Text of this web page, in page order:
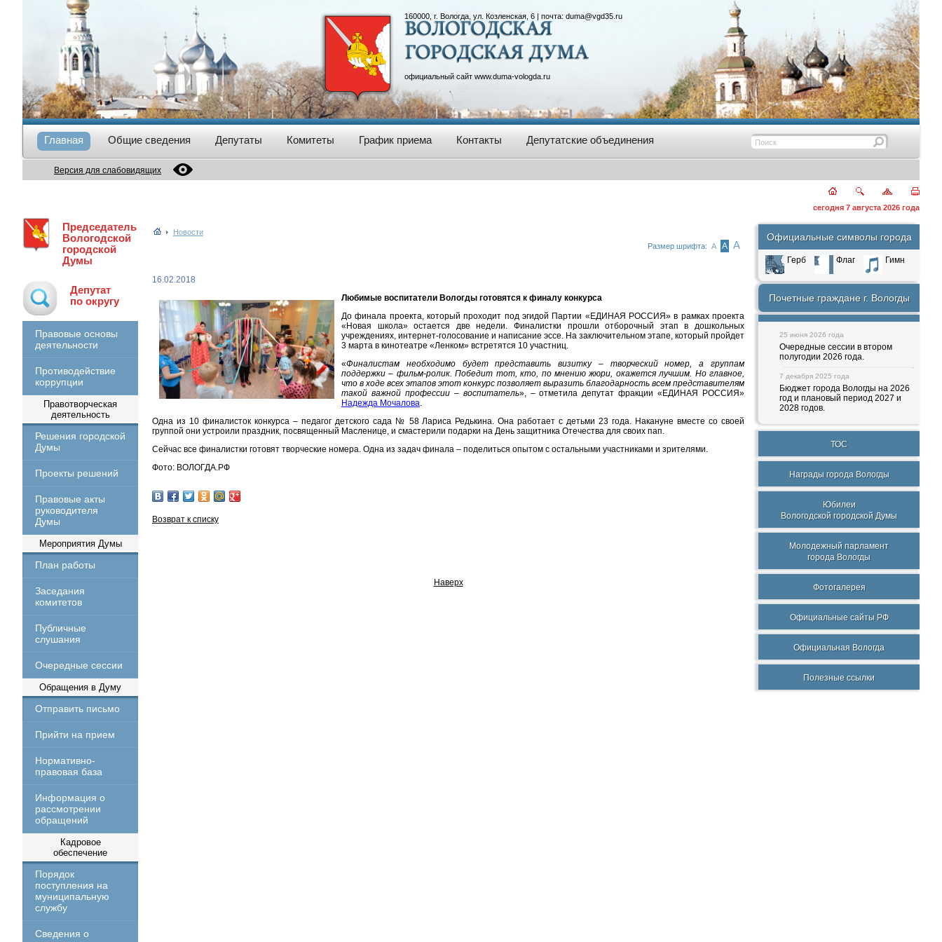
160000, г. Вологда, ул. Козленская, 6 | почта: duma@vgd35.ru
официальный сайт www.duma-vologda.ru
Главная Общие сведения Депутаты Комитеты График приема Контакты Депутатские объединения
Версия для слабовидящих
сегодня 7 августа 2026 года
Председатель
Вологодской
городской
Думы
Депутат
по округу
Правовые основы
деятельности
Противодействие
коррупции
Правотворческая
деятельность
Решения городской
Думы
Проекты решений
Правовые акты
руководителя
Думы
Мероприятия Думы
План работы
Заседания
комитетов
Публичные
слушания
Очередные сессии
Обращения в Думу
Отправить письмо
Прийти на прием
Нормативно-
правовая база
Информация о
рассмотрении
обращений
Кадровое
обеспечение
Порядок
поступления на
муниципальную
службу
Сведения о
Новости
Размер шрифта: А А А
16.02.2018
Любимые воспитатели Вологды готовятся к финалу конкурса
До финала проекта, который проходит под эгидой Партии «ЕДИНАЯ РОССИЯ» в рамках проекта
«Новая школа» остается две недели. Финалистки прошли отборочный этап в дошкольных
учреждениях, интернет-голосование и написание эссе. На заключительном этапе, который пройдет
3 марта в кинотеатре «Ленком» встретятся 10 участниц.
«Финалистам необходимо будет представить визитку – творческий номер, а группам
поддержки – фильм-ролик. Победит тот, кто, по мнению жюри, окажется лучшим. Но главное,
что в ходе всех этапов этот конкурс позволяет выразить благодарность всем представителям
такой важной профессии – воспитатель», – отметила депутат фракции «ЕДИНАЯ РОССИЯ»
Надежда Мочалова.
Одна из 10 финалисток конкурса – педагог детского сада № 58 Лариса Редькина. Она работает с детьми 23 года. Накануне вместе со своей
группой они устроили праздник, посвященный Масленице, и смастерили подарки на День защитника Отечества для своих пап.
Сейчас все финалистки готовят творческие номера. Одна из задач финала – поделиться опытом с остальными участниками и зрителями.
Фото: ВОЛОГДА.РФ
Возврат к списку
Наверх
Официальные символы города
Герб Флаг Гимн
Почетные граждане г. Вологды
25 июня 2026 года
Очередные сессии в втором
полугодии 2026 года.
7 декабря 2025 года
Бюджет города Вологды на 2026
год и плановый период 2027 и
2028 годов.
ТОС
Награды города Вологды
Юбилеи
Вологодской городской Думы
Молодежный парламент
города Вологды
Фотогалерея
Официальные сайты РФ
Официальная Вологда
Полезные ссылки